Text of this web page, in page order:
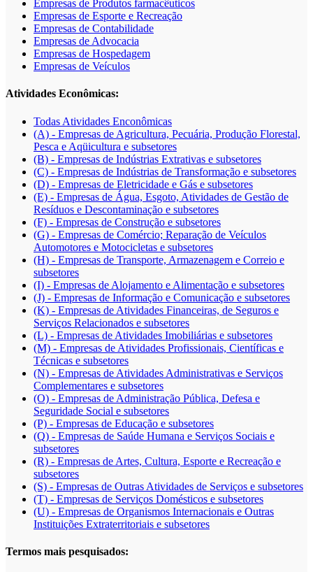
Empresas de Produtos farmacêuticos
Empresas de Esporte e Recreação
Empresas de Contabilidade
Empresas de Advocacia
Empresas de Hospedagem
Empresas de Veículos
Atividades Econômicas:
Todas Atividades Enconômicas
(A) - Empresas de Agricultura, Pecuária, Produção Florestal,
Pesca e Aqüicultura e subsetores
(B) - Empresas de Indústrias Extrativas e subsetores
(C) - Empresas de Indústrias de Transformação e subsetores
(D) - Empresas de Eletricidade e Gás e subsetores
(E) - Empresas de Água, Esgoto, Atividades de Gestão de
Resíduos e Descontaminação e subsetores
(F) - Empresas de Construção e subsetores
(G) - Empresas de Comércio; Reparação de Veículos
Automotores e Motocicletas e subsetores
(H) - Empresas de Transporte, Armazenagem e Correio e
subsetores
(I) - Empresas de Alojamento e Alimentação e subsetores
(J) - Empresas de Informação e Comunicação e subsetores
(K) - Empresas de Atividades Financeiras, de Seguros e
Serviços Relacionados e subsetores
(L) - Empresas de Atividades Imobiliárias e subsetores
(M) - Empresas de Atividades Profissionais, Científicas e
Técnicas e subsetores
(N) - Empresas de Atividades Administrativas e Serviços
Complementares e subsetores
(O) - Empresas de Administração Pública, Defesa e
Seguridade Social e subsetores
(P) - Empresas de Educação e subsetores
(Q) - Empresas de Saúde Humana e Serviços Sociais e
subsetores
(R) - Empresas de Artes, Cultura, Esporte e Recreação e
subsetores
(S) - Empresas de Outras Atividades de Serviços e subsetores
(T) - Empresas de Serviços Domésticos e subsetores
(U) - Empresas de Organismos Internacionais e Outras
Instituições Extraterritoriais e subsetores
Termos mais pesquisados: